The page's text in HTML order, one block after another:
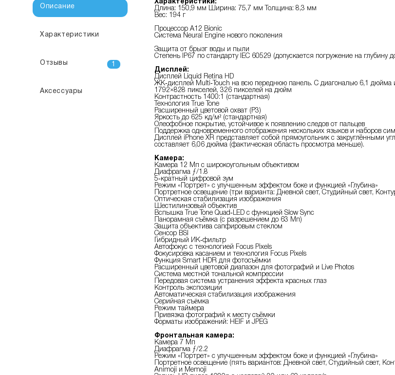
Описание
Характеристики
Отзывы 1
Аксессуары
Характеристики:
Длина: 150,9 мм Ширина: 75,7 мм Толщина: 8,3 мм
Вес: 194 г
Процессор A12 Bionic
Система Neural Engine нового поколения
Защита от брызг воды и пыли
Степень IP67 по стандарту IEC 60529 (допускается погружение на глубину
Дисплей:
Дисплей Liquid Retina HD
ЖК‑дисплей Multi‑Touch на всю переднюю панель. С диагональю 6,1 дюйма
1792×828 пикселей, 326 пикселей на дюйм
Контрастность 1400:1 (стандартная)
Технология True Tone
Расширенный цветовой охват (P3)
Яркость до 625 кд/м² (стандартная)
Олеофобное покрытие, устойчивое к появлению следов от пальцев
Поддержка одновременного отображения нескольких языков и наборов
Дисплей iPhone XR представляет собой прямоугольник с закруглёнными
составляет 6,06 дюйма (фактическая область просмотра меньше).
Камера:
Камера 12 Мп с широкоугольным объективом
Диафрагма ƒ/1.8
5‑кратный цифровой зум
Режим «Портрет» с улучшенным эффектом боке и функцией «Глубина»
Портретное освещение (три варианта: Дневной свет, Студийный свет,
Оптическая стабилизация изображения
Шестилинзовый объектив
Вспышка True Tone Quad‑LED с функцией Slow Sync
Панорамная съёмка (с разрешением до 63 Мп)
Защита объектива сапфировым стеклом
Сенсор BSI
Гибридный ИК‑фильтр
Автофокус с технологией Focus Pixels
Фокусировка касанием и технология Focus Pixels
Функция Smart HDR для фотосъёмки
Расширенный цветовой диапазон для фотографий и Live Photos
Система местной тональной компрессии
Передовая система устранения эффекта красных глаз
Контроль экспозиции
Автоматическая стабилизация изображения
Серийная съëмка
Режим таймера
Привязка фотографий к месту съёмки
Форматы изображений: HEIF и JPEG
Фронтальная камера:
Камера 7 Мп
Диафрагма ƒ/2.2
Режим «Портрет» с улучшенным эффектом боке и функцией «Глубина»
Портретное освещение (пять вариантов: Дневной свет, Студийный свет,
Animoji и Memoji